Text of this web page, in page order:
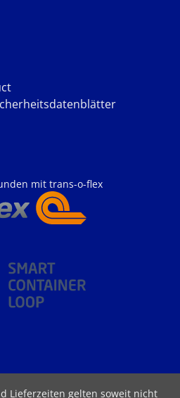
mit trans-o-flex
Lieferzeiten gelten soweit nicht